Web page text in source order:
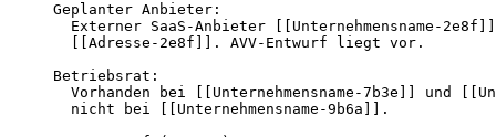
Geplanter Anbieter:
Externer SaaS-Anbieter [[Unternehmensname-
  [[Adresse-2e8f]]. AVV-Entwurf liegt vor.
Betriebsrat:
Vorhanden bei [[Unternehmensname-7b3e]] und
  nicht bei [[Unternehmensname-9b6a]].